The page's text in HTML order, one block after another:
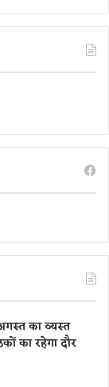
का व्यस्त
का रहेगा दौर